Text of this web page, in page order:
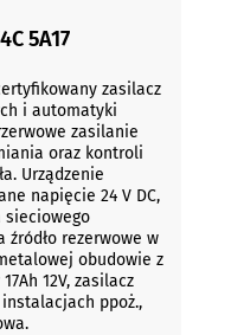
5A17
zasilacz
i automatyki
zasilanie
oraz kontroli
Urządzenie
napięcie 24 V DC,
sieciowego
źródło rezerwowe w
obudowie z
12V, zasilacz
ppoż.,